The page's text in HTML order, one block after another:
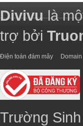
Divivulà
trợ bởi
Điện toán đám mây
Trường Sinh